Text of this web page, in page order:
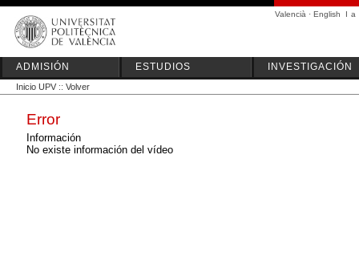
Valencià · English I a
ADMISIÓN ESTUDIOS INVESTIGACIÓN
Inicio UPV :: Volver
Error
Información
No existe información del vídeo